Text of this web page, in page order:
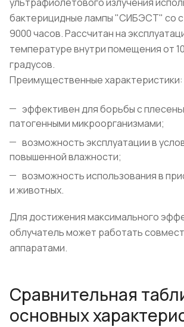
ультрафиолетового излучения
бактерицидные лампы "СИБЭСТ" со
9000 часов. Рассчитан на
температуре внутри помещения от
градусов.
Преимущественные характеристики:
эффективен для борьбы с
патогенными микроорганизмами;
возможность эксплуатации в
повышенной влажности;
возможность использования в
и животных.
Для достижения максимального
облучатель может работать
аппаратами.
Сравнительная
основных